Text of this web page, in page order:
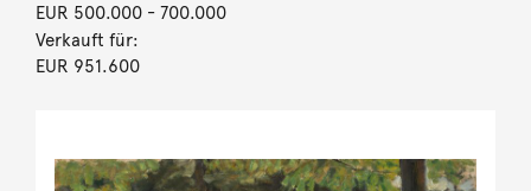
EUR 500.000- 700.000
Verkauft für:
EUR 951.600